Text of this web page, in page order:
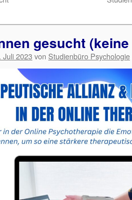
gesucht
Juli 2023 von Studienbüro Psychologie